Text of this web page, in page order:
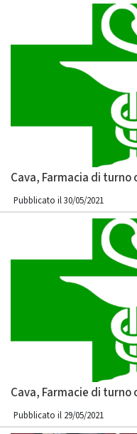
Cava, Farmacia di
Pubblicato il 30/05/2021
Cava, Farmacie di
Pubblicato il 29/05/2021